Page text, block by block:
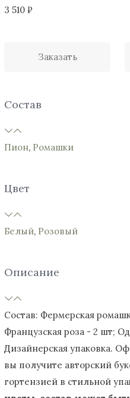
3 510 ₽
Заказать
Состав
Пион, Ромашки
Цвет
Белый, Розовый
Описание
Состав: Фермерская
Французская роза - 2 шт;
Дизайнерская упаковка.
вы получите авторский
гортензией в стильной